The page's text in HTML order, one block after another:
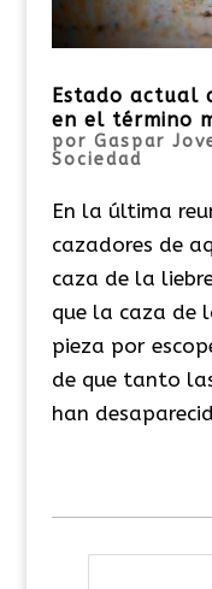
Estado actual
en el término
por Gaspar
Sociedad
En la última
cazadores de
caza de la
que la caza de
pieza por
de que tanto
han